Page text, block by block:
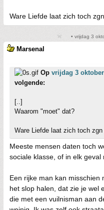
Ware Liefde laat zich toch
• vrijdag 3
Marsenal
Op vrijdag 3 oktober
volgende:
[..]
Waarom "moet" dat?
Ware Liefde laat zich toch
Meeste mensen daten toch
sociale klasse, of in elk geval
Een rijke man kan misschien
het slop halen, dat zie je wel
die met een vuilnisman aan